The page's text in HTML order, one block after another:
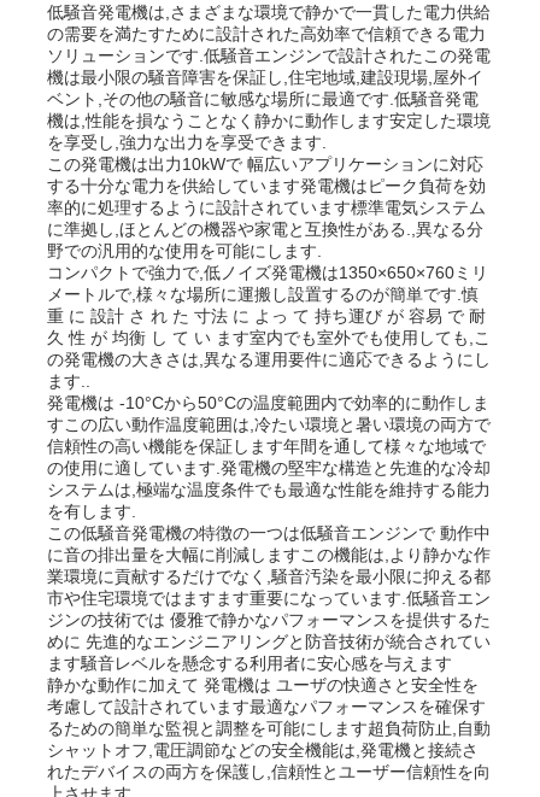
ホーム
製品
ビデオ
企業情報
低騒音発電機は,さまざまな環境で静かで一貫した電力供給
の需要を満たすために設計された高効率で信頼できる電力
ソリューションです.低騒音エンジンで設計されたこの発電
機は最小限の騒音障害を保証し,住宅地域,建設現場,屋外イ
ベント,その他の騒音に敏感な場所に最適です.低騒音発電
機は,性能を損なうことなく静かに動作します安定した環境
を享受し,強力な出力を享受できます.
この発電機は出力10kWで 幅広いアプリケーションに対応
する十分な電力を供給しています発電機はピーク負荷を効
率的に処理するように設計されています標準電気システム
に準拠し,ほとんどの機器や家電と互換性がある.,異なる分
野での汎用的な使用を可能にします.
コンパクトで強力で,低ノイズ発電機は1350×650×760ミリ
メートルで,様々な場所に運搬し設置するのが簡単です.慎
重 に 設計 さ れ た 寸法 に よっ て 持ち運び が 容易 で 耐
久 性 が 均衡 し て い ます室内でも室外でも使用しても,こ
の発電機の大きさは,異なる運用要件に適応できるようにし
ます..
発電機は -10°Cから50°Cの温度範囲内で効率的に動作しま
すこの広い動作温度範囲は,冷たい環境と暑い環境の両方で
信頼性の高い機能を保証します年間を通して様々な地域で
の使用に適しています.発電機の堅牢な構造と先進的な冷却
システムは,極端な温度条件でも最適な性能を維持する能力
を有します.
この低騒音発電機の特徴の一つは低騒音エンジンで 動作中
に音の排出量を大幅に削減しますこの機能は,より静かな作
業環境に貢献するだけでなく,騒音汚染を最小限に抑える都
市や住宅環境ではますます重要になっています.低騒音エン
ジンの技術では 優雅で静かなパフォーマンスを提供するた
めに 先進的なエンジニアリングと防音技術が統合されてい
ます騒音レベルを懸念する利用者に安心感を与えます
静かな動作に加えて 発電機は ユーザの快適さと安全性を
考慮して設計されています最適なパフォーマンスを確保す
るための簡単な監視と調整を可能にします超負荷防止,自動
シャットオフ,電圧調節などの安全機能は,発電機と接続さ
れたデバイスの両方を保護し,信頼性とユーザー信頼性を向
上させます.